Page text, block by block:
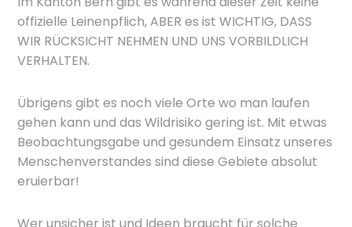
offizielle Leinenpflich, ABER es ist WICHTIG, DASS
WIR RÜCKSICHT NEHMEN UND UNS VORBILDLICH
VERHALTEN.
Übrigens gibt es noch viele Orte wo man laufen
gehen kann und das Wildrisiko gering ist. Mit etwas
Beobachtungsgabe und gesundem Einsatz unseres
Menschenverstandes sind diese Gebiete absolut
eruierbar!
Wer unsicher ist und Ideen braucht für solche